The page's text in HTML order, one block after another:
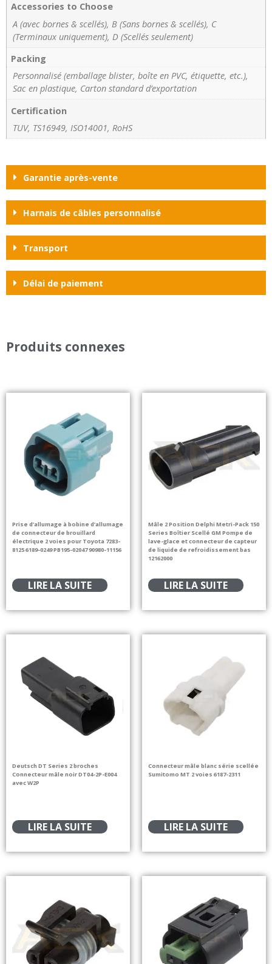
Accessories to Choose
A (avec bornes & scellés), B (Sans bornes & scellés), C
(Terminaux uniquement), D (Scellés seulement)
Packing
Personnalisé (emballage blister, boîte en PVC, étiquette, etc.),
Sac en plastique, Carton standard d’exportation
Certification
TUV, TS16949, ISO14001, RoHS
Garantie après-vente
Harnais de câbles personnalisé
Transport
Délai de paiement
Produits connexes
Prise d’allumage à bobine d’allumage
de connecteur de brouillard
électrique 2 voies pour Toyota 7283-
8125 6189-0249 PB195-02047 90980-11156
LIRE LA SUITE
Mâle 2 Position Delphi Metri-Pack 150
Series Boîtier Scellé GM Pompe de
lave-glace et connecteur de capteur
de liquide de refroidissement bas
12162000
LIRE LA SUITE
Deutsch DT Series 2 broches
Connecteur mâle noir DT04-2P-E004
avec W2P
LIRE LA SUITE
Connecteur mâle blanc série scellée
Sumitomo MT 2 voies 6187-2311
LIRE LA SUITE